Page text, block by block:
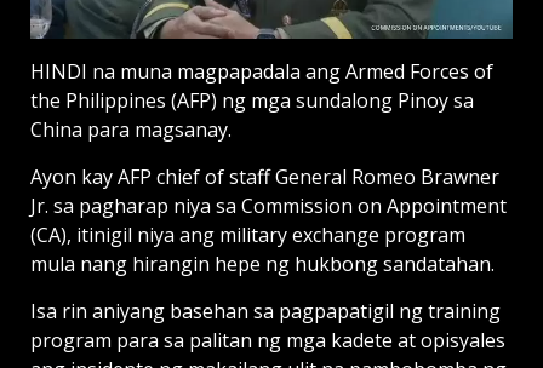
HINDI na muna magpapadala ang Armed Forces of
the Philippines (AFP) ng mga sundalong Pinoy sa
China para magsanay.
Ayon kay AFP chief of staff General Romeo Brawner
Jr. sa ­pagharap niya sa Commission on Appointment
(CA), itinigil niya ang military exchange program
mula nang hirangin hepe ng hukbong sandatahan.
Isa rin aniyang basehan sa pagpapatigil ng training
program para sa palitan ng mga kadete at opisyales